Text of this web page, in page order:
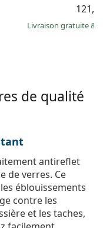
Livraison gratuite&
de qualité
antireflet
de verres. Ce
éblouissements
contre les
et les taches,